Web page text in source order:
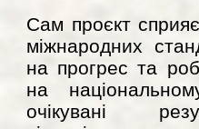
Сам проєкт
міжнародних
на прогрес та
на
очікувані